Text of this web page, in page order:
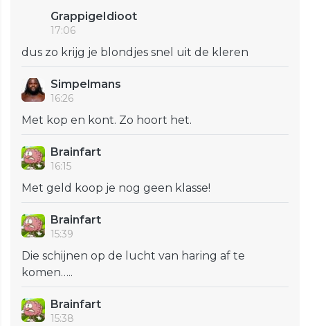
GrappigeIdioot
17:06
dus zo krijg je blondjes snel uit de kleren
Simpelmans
16:26
Met kop en kont. Zo hoort het.
Brainfart
16:15
Met geld koop je nog geen klasse!
Brainfart
15:39
Die schijnen op de lucht van haring af te
komen…..
Brainfart
15:38